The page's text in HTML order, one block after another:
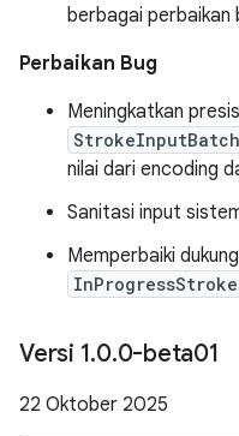
berbagai perbaikan
Perbaikan Bug
Meningkatkan
StrokeInputBatch
nilai dari encoding
Sanitasi input
Memperbaiki
Versi 1.0.0-beta01
22 Oktober 2025